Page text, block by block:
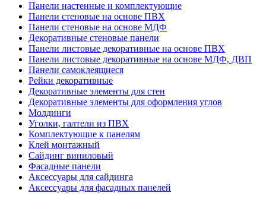
Панели настенные и комплектующие
Панели стеновые на основе ПВХ
Панели стеновые на основе МДФ
Декоративные стеновые панели
Панели листовые декоративные на основе ПВХ
Панели листовые декоративные на основе МДФ, ДВП
Панели самоклеящиеся
Рейки декоративные
Декоративные элементы для стен
Декоративные элементы для оформления углов
Молдинги
Уголки, галтели из ПВХ
Комплектующие к панелям
Клей монтажный
Сайдинг виниловый
Фасадные панели
Аксессуары для сайдинга
Аксессуары для фасадных панелей